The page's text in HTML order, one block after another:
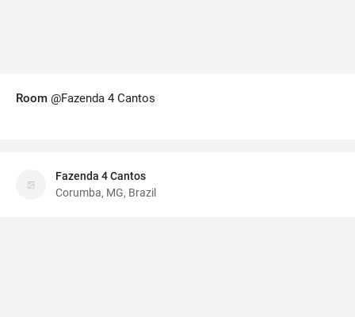
Room @Fazenda 4 Cantos
Fazenda 4 Cantos
Corumba, MG, Brazil